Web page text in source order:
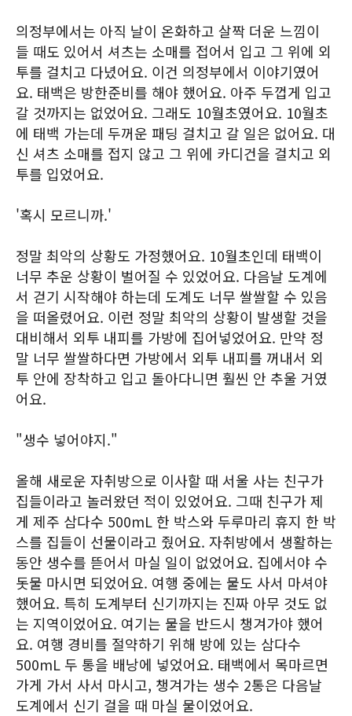
의정부에서는 아직 날이 온화하고 살짝 더운 느낌이
들 때도 있어서 셔츠는 소매를 접어서 입고 그 위에 외
투를 걸치고 다녔어요. 이건 의정부에서 이야기였어
요. 태백은 방한준비를 해야 했어요. 아주 두껍게 입고
갈 것까지는 없었어요. 그래도 10월초였어요. 10월초
에 태백 가는데 두꺼운 패딩 걸치고 갈 일은 없어요. 대
신 셔츠 소매를 접지 않고 그 위에 카디건을 걸치고 외
투를 입었어요.
'혹시 모르니까.'
정말 최악의 상황도 가정했어요. 10월초인데 태백이
너무 추운 상황이 벌어질 수 있었어요. 다음날 도계에
서 걷기 시작해야 하는데 도계도 너무 쌀쌀할 수 있음
을 떠올렸어요. 이런 정말 최악의 상황이 발생할 것을
대비해서 외투 내피를 가방에 집어넣었어요. 만약 정
말 너무 쌀쌀하다면 가방에서 외투 내피를 꺼내서 외
투 안에 장착하고 입고 돌아다니면 훨씬 안 추울 거였
어요.
"생수 넣어야지."
올해 새로운 자취방으로 이사할 때 서울 사는 친구가
집들이라고 놀러왔던 적이 있었어요. 그때 친구가 제
게 제주 삼다수 500mL 한 박스와 두루마리 휴지 한 박
스를 집들이 선물이라고 줬어요. 자취방에서 생활하는
동안 생수를 뜯어서 마실 일이 없었어요. 집에서야 수
돗물 마시면 되었어요. 여행 중에는 물도 사서 마셔야
했어요. 특히 도계부터 신기까지는 진짜 아무 것도 없
는 지역이었어요. 여기는 물을 반드시 챙겨가야 했어
요. 여행 경비를 절약하기 위해 방에 있는 삼다수
500mL 두 통을 배낭에 넣었어요. 태백에서 목마르면
가게 가서 사서 마시고, 챙겨가는 생수 2통은 다음날
도계에서 신기 걸을 때 마실 물이었어요.